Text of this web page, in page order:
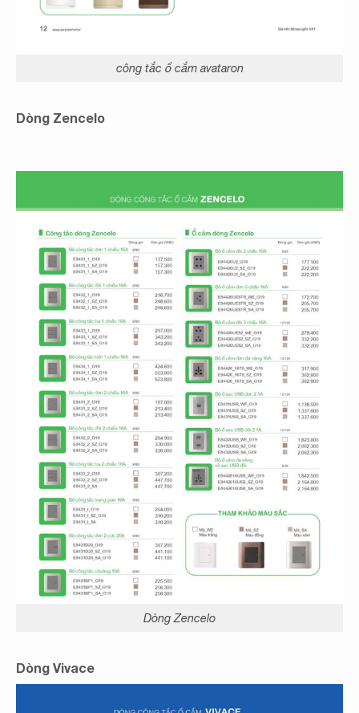
công tắc ổ cắm avataron
Dòng Zencelo
Dòng Zencelo
Dòng Vivace